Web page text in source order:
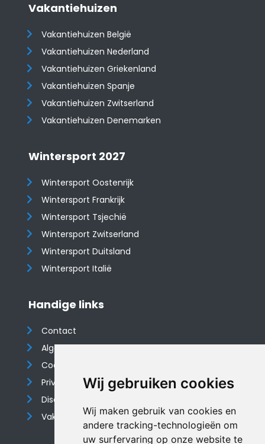
Wij gebruiken cookies
Wij maken gebruik van cookies en
andere tracking-technologieën om
uw surfervaring op onze website te
Vakantiehuizen
Vakantiehuizen België
Vakantiehuizen Nederland
Vakantiehuizen Griekenland
Vakantiehuizen Spanje
​​​​​​​Vakantiehuizen Zwitserland
Vakantiehuizen Denemarken
Wintersport 2027
Wintersport Oostenrijk
Wintersport Frankrijk
Wintersport Tsjechië
Wintersport Zwitserland
Wintersport Duitsland
Wintersport Italië
Handige links
Contact
Algemene voorwaarden
Cookieverklaring
Privacyverklaring
Disclaimer
Vakantiehuis website